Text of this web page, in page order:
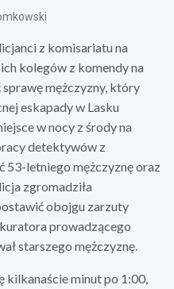
z komisariatu na
kolegów z komendy na
sprawę mężczyzny, który
eskapady w Lasku
w nocy z środy na
detektywów z
53-letniego mężczyznę oraz
zgromadziła
obojgu zarzuty
prowadzącego
starszego mężczyznę.
kilkanaście minut po 1:00,